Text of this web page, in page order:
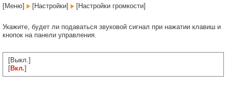
[Меню] [Настройки] [Настройки громкости]
Укажите, будет ли подаваться звуковой сигнал при нажатии клавиш и
кнопок на панели управления.
[Выкл.]
[Вкл.]